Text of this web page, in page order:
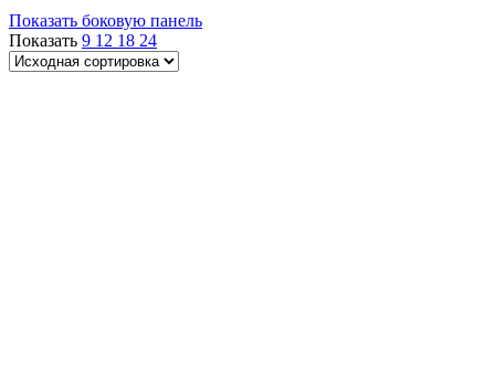
Показать боковую панель
Показать 9 12 18 24